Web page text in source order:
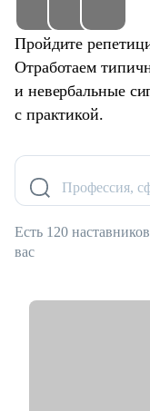
Пройдите
Отработаем
и невербальные
с практикой.
Профессия,
Есть 120
вас